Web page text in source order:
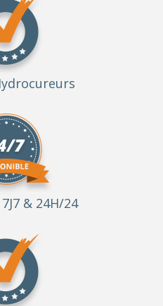
& 24H/24